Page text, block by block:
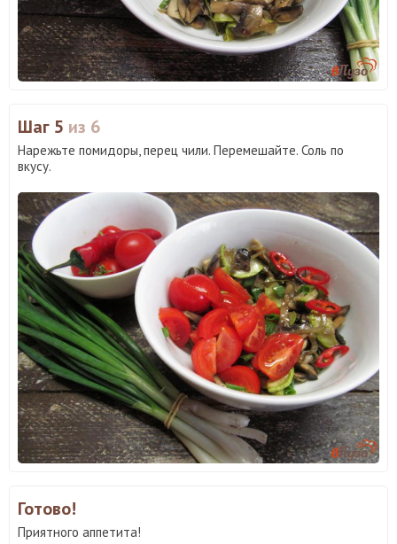
Шаг 5 из 6
Нарежьте помидоры, перец чили. Перемешайте. Соль по
вкусу.
Готово!
Приятного аппетита!